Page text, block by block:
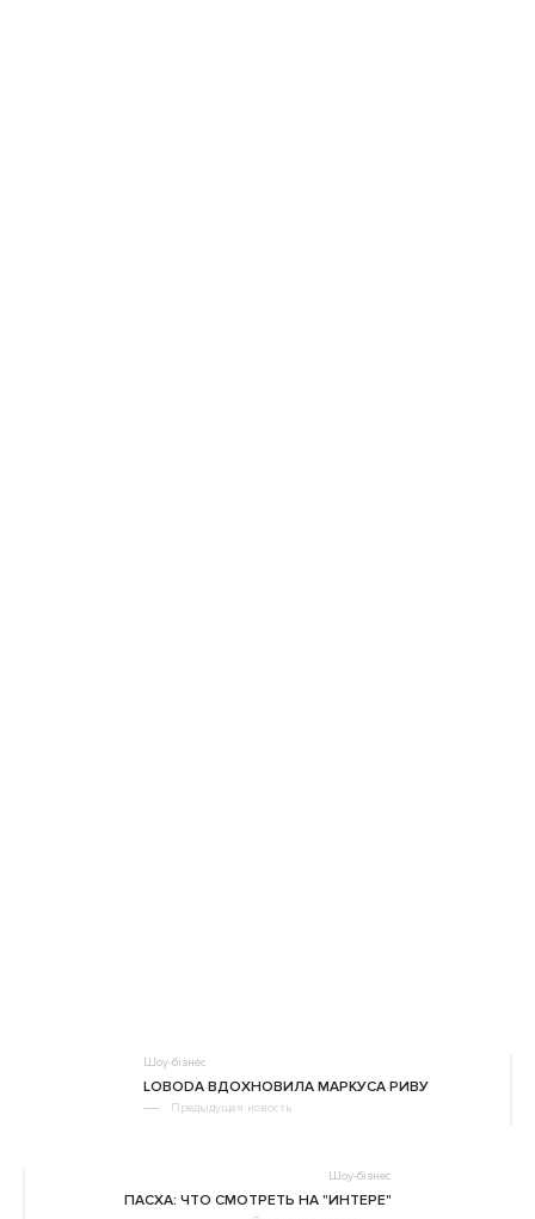
Шоу-бізнес
LOBODA ВДОХНОВИЛА МАРКУСА РИВУ
Предыдущая новость
Шоу-бізнес
ПАСХА: ЧТО СМОТРЕТЬ НА "ИНТЕРЕ"